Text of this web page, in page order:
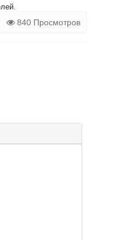
840 Просмотров